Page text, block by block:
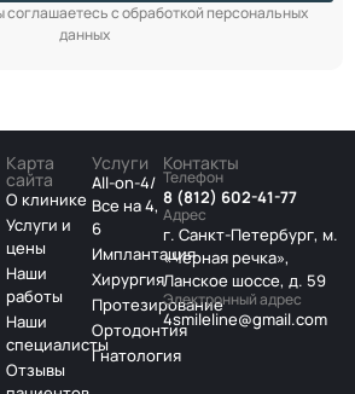
соглашаетесь с обработкой персональных
данных
Карта
сайта
О клинике
Услуги и
цены
Наши
работы
Наши
специалисты
Отзывы
Услуги
All-on-4/
Все на 4,
6
Имплантация
Хирургия
Протезирование
Ортодонтия
Гнатология
Контакты
Телефон
8 (812) 602-41-77
Адрес
г. Санкт-Петербург, м.
«Чёрная речка»,
Ланское шоссе, д. 59
Электронный адрес
4smileline@gmail.com